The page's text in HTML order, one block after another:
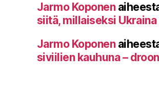
Jarmo Koponen
siitä, millaiseksi
Jarmo Koponen
siviilien kauhuna –